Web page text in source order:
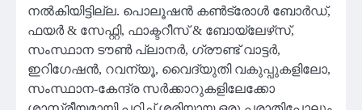
നൽകിയിട്ടില്ല. പൊലൂഷൻ കൺട്രോൾ ബോർഡ്,
ഫയർ & സേഫ്റ്റി, ഫാക്ടറീസ് & ബോയ്‌ലേഴ്‌സ്,
സംസ്ഥാന ടൗൺ പ്ലാനർ, ഗ്രൗണ്ട് വാട്ടർ,
ഇറിഗേഷൻ, റവന്യൂ, വൈദ്യുതി വകുപ്പുകളിലോ,
സംസ്ഥാന-കേന്ദ്ര സർക്കാറുകളിലേക്കോ